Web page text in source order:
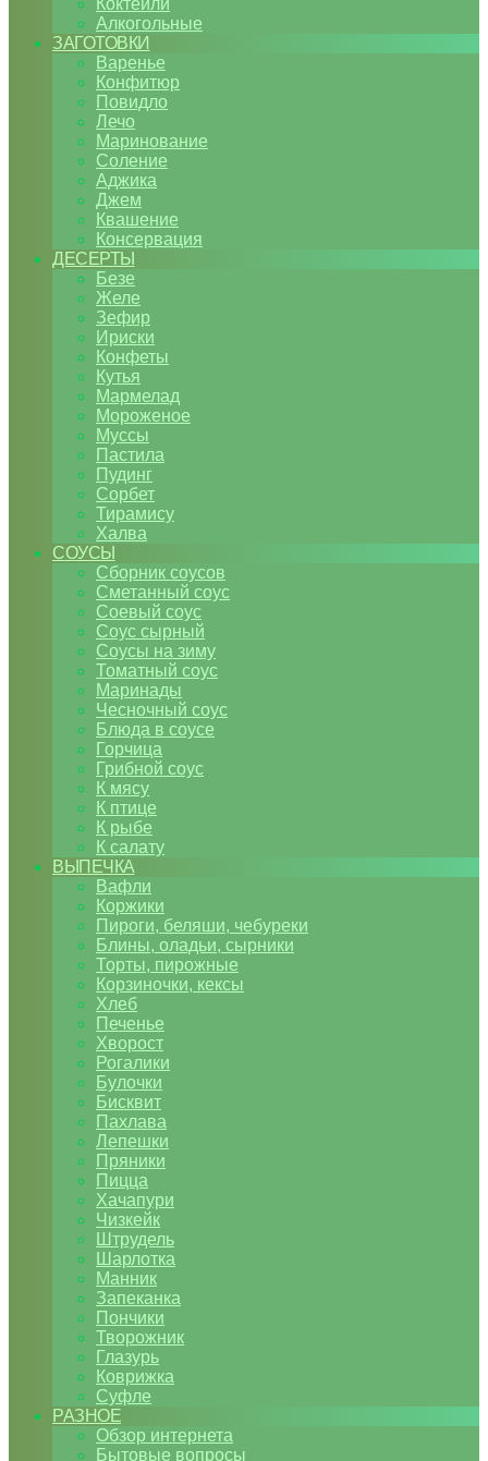
Коктейли
Алкогольные
ЗАГОТОВКИ
Варенье
Конфитюр
Повидло
Лечо
Маринование
Соление
Аджика
Джем
Квашение
Консервация
ДЕСЕРТЫ
Безе
Желе
Зефир
Ириски
Конфеты
Кутья
Мармелад
Мороженое
Муссы
Пастила
Пудинг
Сорбет
Тирамису
Халва
СОУСЫ
Сборник соусов
Сметанный соус
Соевый соус
Соус сырный
Соусы на зиму
Томатный соус
Маринады
Чесночный соус
Блюда в соусе
Горчица
Грибной соус
К мясу
К птице
К рыбе
К салату
ВЫПЕЧКА
Вафли
Коржики
Пироги, беляши, чебуреки
Блины, оладьи, сырники
Торты, пирожные
Корзиночки, кексы
Хлеб
Печенье
Хворост
Рогалики
Булочки
Бисквит
Пахлава
Лепешки
Пряники
Пицца
Хачапури
Чизкейк
Штрудель
Шарлотка
Манник
Запеканка
Пончики
Творожник
Глазурь
Коврижка
Суфле
РАЗНОЕ
Обзор интернета
Бытовые вопросы